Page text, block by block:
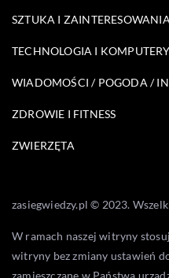
SZTUKA I ZAINTERESOWANIA
TECHNOLOGIA I KOMPUTERY
WIADOMOŚCI / POGODA /
ZDROWIE I FITNESS
ZWIERZĘTA
zasiegwiedzy.pl © 2023.
W ramach naszej witryny
witryny bez zmiany ustawień
zamieszczane w Państwa